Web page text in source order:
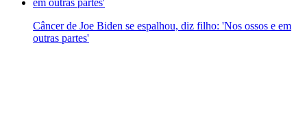
Câncer de Joe Biden se espalhou, diz filho: 'Nos ossos e em
outras partes'